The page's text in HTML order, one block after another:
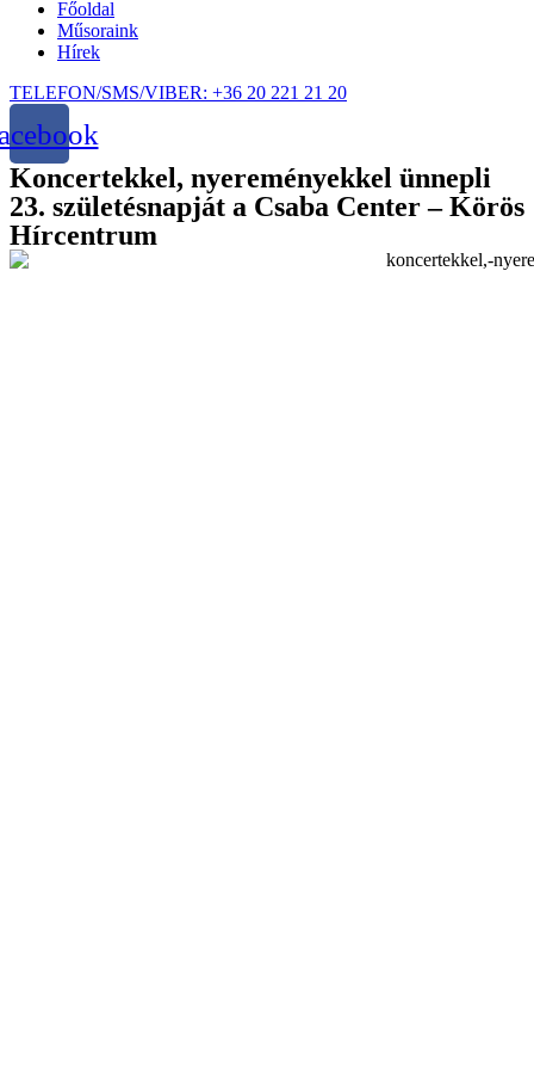
Főoldal
Műsoraink
Hírek
TELEFON/SMS/VIBER: +36 20 221 21 20
Koncertekkel, nyereményekkel ünnepli
23. születésnapját a Csaba Center – Körös
Hírcentrum